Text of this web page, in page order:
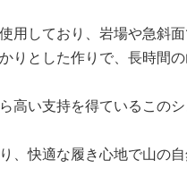
用しており、岩場や急斜
りとした作りで、長時間
高い支持を得ているこの
、快適な履き心地で山の